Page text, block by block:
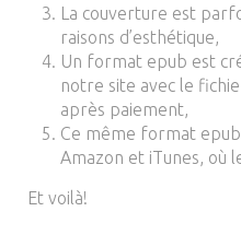
La couverture est
raisons d’esthétique,
Un format epub est
notre site avec le
après paiement,
Ce même format
Amazon et iTunes, où
Et voilà!